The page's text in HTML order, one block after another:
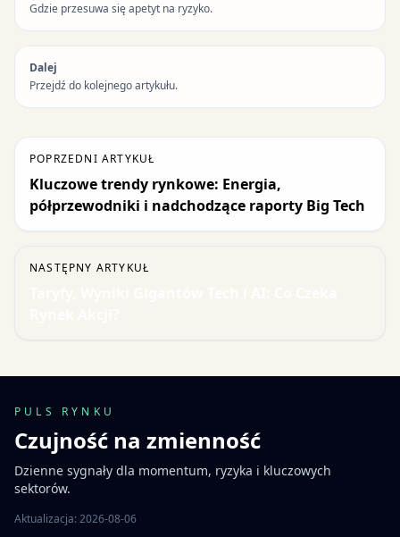
Gdzie przesuwa się apetyt na ryzyko.
Dalej
Przejdź do kolejnego artykułu.
POPRZEDNI ARTYKUŁ
Kluczowe trendy rynkowe: Energia,
półprzewodniki i nadchodzące raporty Big Tech
NASTĘPNY ARTYKUŁ
PULS RYNKU
Czujność na zmienność
Dzienne sygnały dla momentum, ryzyka i kluczowych
sektorów.
Aktualizacja: 2026-08-06